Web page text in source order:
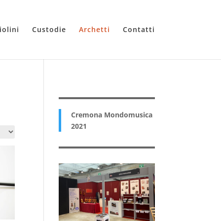
Custodie Archetti Contatti
Cremona Mondomusica
2021